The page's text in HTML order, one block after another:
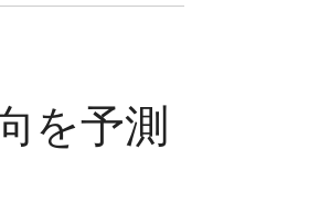
を予測